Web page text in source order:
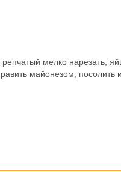
мелко нарезать,
майонезом, посолить